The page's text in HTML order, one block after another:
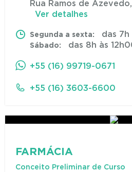
Rua Ramos de
Ver detalhes
Segunda a sexta: das 7h
Sábado: das 8h às
+55 (16) 99719-0671
+55 (16) 3603-6600
FARMÁCIA
Conceito Preliminar de Curso